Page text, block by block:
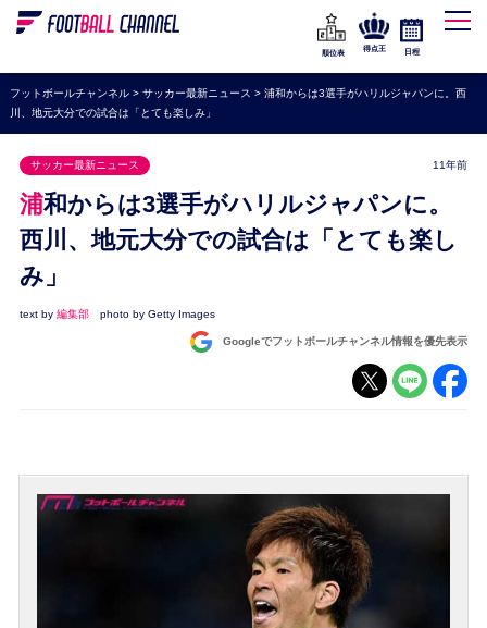
WEリーグ
海外サッカー
プレミアリーグ
ラ・リーガ
セリエA
ブンデスリーガ
ナショナルチーム
順位表
得点王 日程
フットボールチャンネル> サッカー最新ニュース > 浦和からは3選手がハリルジャパンに。西
川、地元大分での試合は「とても楽しみ」
サッカー最新ニュース 11年前
浦和からは3選手がハリルジャパンに。
西川、地元大分での試合は「とても楽し
み」
text by 編集部 photo by Getty Images
Googleでフットボールチャンネル情報を優先表示